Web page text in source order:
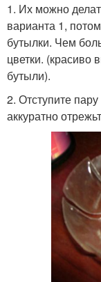
1. Их можно
варианта 1,
бутылки. Чем
цветки. (красиво
бутыли).
2. Отступите
аккуратно